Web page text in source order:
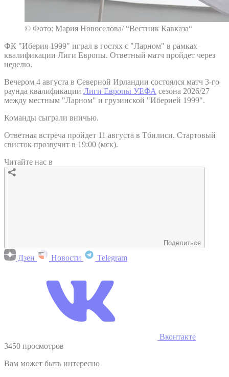
© Фото: Мария Новоселова/ “Вестник Кавказа“
ФК "Иберия 1999" играл в гостях с "Ларном" в рамках
квалификации Лиги Европы. Ответный матч пройдет через
неделю.
Вечером 4 августа в Северной Ирландии состоялся матч 3-го
раунда квалификации Лиги Европы УЕФА сезона 2026/27
между местным "Ларном" и грузинской "Иберией 1999".
Команды сыграли вничью.
Ответная встреча пройдет 11 августа в Тбилиси. Стартовый
свисток прозвучит в 19:00 (мск).
Читайте нас в
Поделиться
Дзен Новости Telegram
Вконтакте
3450 просмотров
Вам может быть интересно